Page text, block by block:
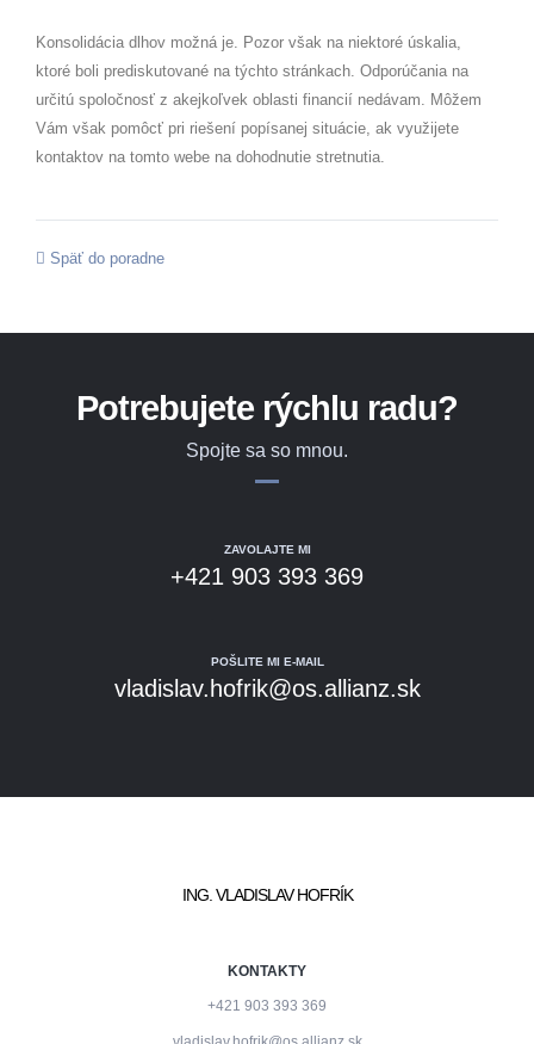
Konsolidácia dlhov možná je. Pozor však na niektoré úskalia,
ktoré boli prediskutované na týchto stránkach. Odporúčania na
určitú spoločnosť z akejkoľvek oblasti financií nedávam. Môžem
Vám však pomôcť pri riešení popísanej situácie, ak využijete
kontaktov na tomto webe na dohodnutie stretnutia.
Späť do poradne
Potrebujete rýchlu radu?
Spojte sa so mnou.
ZAVOLAJTE MI
+421 903 393 369
POŠLITE MI E-MAIL
vladislav.hofrik@os.allianz.sk
ING. VLADISLAV HOFRÍK
KONTAKTY
+421 903 393 369